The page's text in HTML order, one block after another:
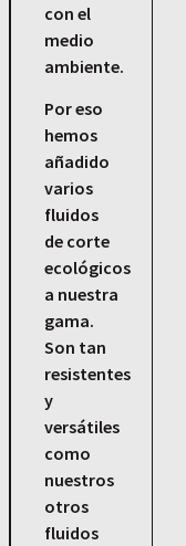
con el
medio
ambiente.
Por eso
hemos
añadido
varios
fluidos
de corte
ecológicos
a nuestra
gama.
Son tan
resistentes
y
versátiles
como
nuestros
otros
fluidos